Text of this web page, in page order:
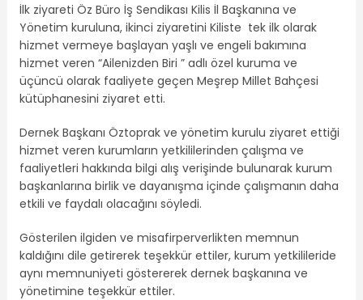
İlk ziyareti Öz Büro İş Sendikası Kilis İl Başkanına ve
Yönetim kuruluna, ikinci ziyaretini Kiliste tek ilk olarak
hizmet vermeye başlayan yaşlı ve engeli bakımına
hizmet veren “Ailenizden Biri ” adlı özel kuruma ve
üçüncü olarak faaliyete geçen Meşrep Millet Bahçesi
kütüphanesini ziyaret etti.
Dernek Başkanı Öztoprak ve yönetim kurulu ziyaret ettiği
hizmet veren kurumların yetkililerinden çalışma ve
faaliyetleri hakkında bilgi alış verişinde bulunarak kurum
başkanlarına birlik ve dayanışma içinde çalışmanın daha
etkili ve faydalı olacağını söyledi.
Gösterilen ilgiden ve misafirperverlikten memnun
kaldığını dile getirerek teşekkür ettiler, kurum yetkilileride
aynı memnuniyeti göstererek dernek başkanına ve
yönetimine teşekkür ettiler.